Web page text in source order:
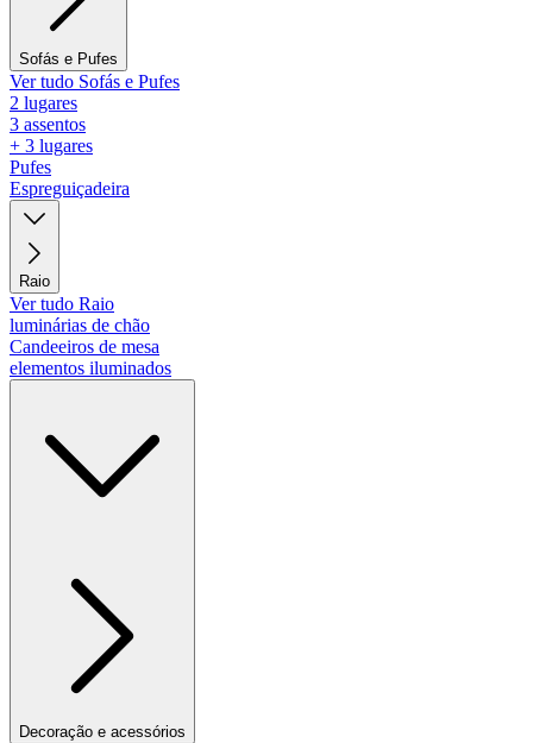
Sofás e Pufes
Ver tudo Sofás e Pufes
2 lugares
3 assentos
+ 3 lugares
Pufes
Espreguiçadeira
Raio
Ver tudo Raio
luminárias de chão
Candeeiros de mesa
elementos iluminados
Decoração e acessórios